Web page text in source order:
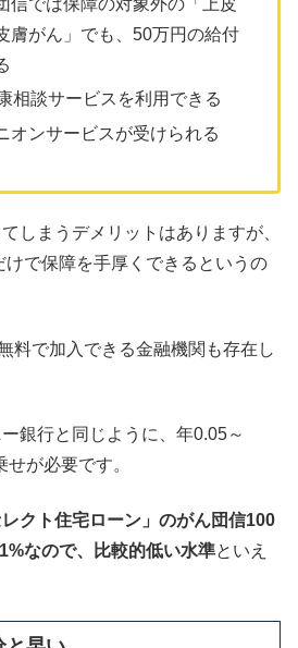
信では保障の対象外の「上皮
膚がん」でも、50万円の給付
相談サービスを利用できる
オンサービスが受けられる
しまうデメリットはありますが、
で保障を手厚くできるというの
料で加入できる金融機関も存在し
銀行と同じように、年0.05～
が必要です。
レクト住宅ローン」のがん団信100
なので、比較的低い水準といえ